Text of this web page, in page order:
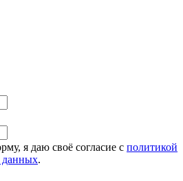
я даю своё согласие с политикой
данных.